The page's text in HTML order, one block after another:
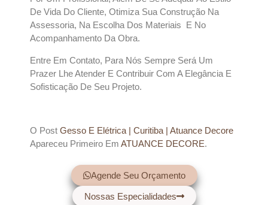
De Vida Do Cliente, Otimiza Sua Construção Na
Assessoria, Na Escolha Dos Materiais E No
Acompanhamento Da Obra.
Entre Em Contato, Para Nós Sempre Será Um
Prazer Lhe Atender E Contribuir Com A Elegância E
Sofisticação De Seu Projeto.
O Post Gesso E Elétrica | Curitiba | Atuance Decore
Apareceu Primeiro Em ATUANCE DECORE.
Agende Seu Orçamento
Nossas Especialidades